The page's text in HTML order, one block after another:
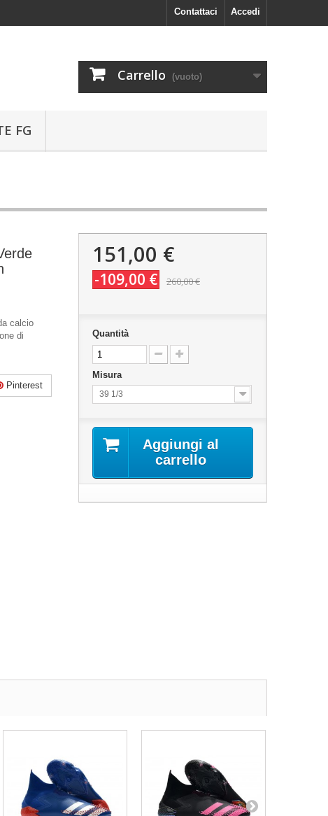
Accedi
Contattaci
Carrello (vuoto)
FG
calcio
di
Pinterest
151,00 €
-109,00 € 260,00 €
Quantità
Misura
39 1/3
Aggiungi al
carrello